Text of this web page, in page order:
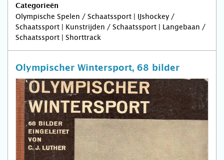
Categorieën
Olympische Spelen / Schaatssport | IJshockey /
Schaatssport | Kunstrijden / Schaatssport | Langebaan /
Schaatssport | Shorttrack
Olympischer Wintersport, 68 bilder